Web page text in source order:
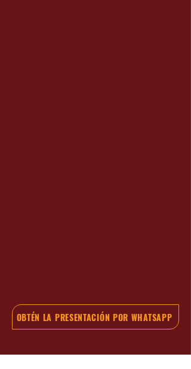
OBTÉN LA PRESENTACIÓN POR WHATSAPP